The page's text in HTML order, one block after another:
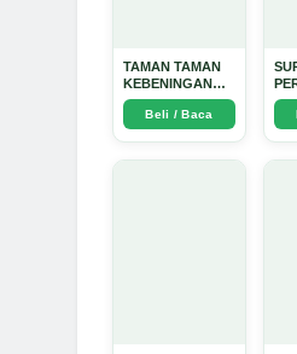
TAMAN TAMAN
KEBENINGAN
HATI - Arda
DinataBeli / Baca